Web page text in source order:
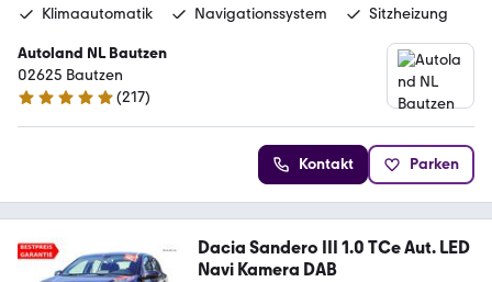
Klimaautomatik
Navigationssystem Sitzheizung
Autoland NL Bautzen
02625 Bautzen
4.8 Sterne
(217)
Kontakt Parken
Dacia Sandero III 1.0 TCe Aut. LED
Navi Kamera DAB